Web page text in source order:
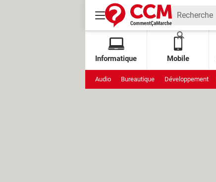
Informatique Mobile
Audio Bureautique Développement